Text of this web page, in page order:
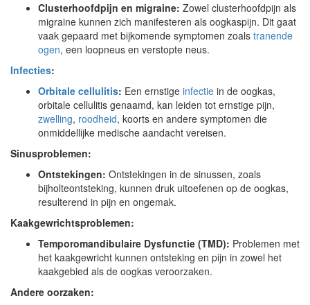
Clusterhoofdpijn en migraine: Zowel clusterhoofdpijn als
migraine kunnen zich manifesteren als oogkaspijn. Dit gaat
vaak gepaard met bijkomende symptomen zoals tranende
ogen, een loopneus en verstopte neus.
Infecties:
Orbitale cellulitis: Een ernstige infectie in de oogkas,
orbitale cellulitis genaamd, kan leiden tot ernstige pijn,
zwelling, roodheid, koorts en andere symptomen die
onmiddellijke medische aandacht vereisen.
Sinusproblemen:
Ontstekingen: Ontstekingen in de sinussen, zoals
bijholteontsteking, kunnen druk uitoefenen op de oogkas,
resulterend in pijn en ongemak.
Kaakgewrichtsproblemen:
Temporomandibulaire Dysfunctie (TMD): Problemen met
het kaakgewricht kunnen ontsteking en pijn in zowel het
kaakgebied als de oogkas veroorzaken.
Andere oorzaken: